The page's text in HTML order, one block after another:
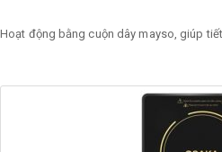
Hoạt động bằng cuộn dây mayso, giúp